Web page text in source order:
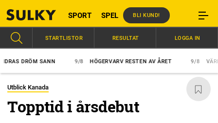
SPORT SPEL BLI KUND!
DRÖM SANN HÖGERVARV RESTEN AV ÅRET
STARTLISTOR RESULTAT LOGGA IN
Utblick Kanada
Topptid i årsdebut